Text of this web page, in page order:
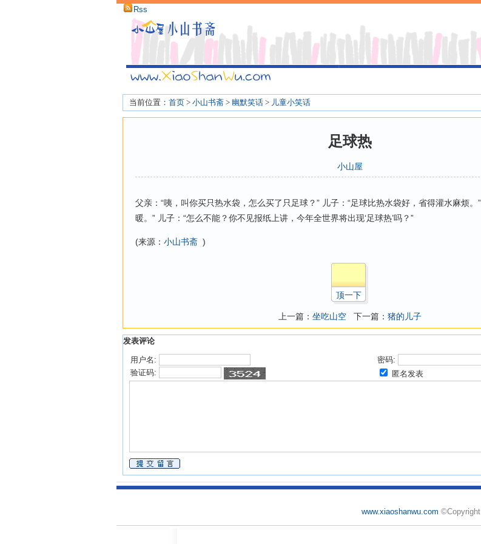
Rss
当前位置： 首页 > 小山书斋 > 幽默笑话 > 儿童小笑话
足球热
小山屋
父亲：“咦，叫你买只热水袋，怎么买了只足球？” 儿子：“足球比热水袋好，省得灌水麻烦。
暖。” 儿子：“怎么不能？你不见报纸上讲，今年全世界将出现‘足球热’吗？”
(来源： 小山书斋 )
顶一下
上一篇： 坐吃山空 下一篇： 猪的儿子
发表评论
用户名:
密码:
验证码:
匿名发表
www.xiaoshanwu.com